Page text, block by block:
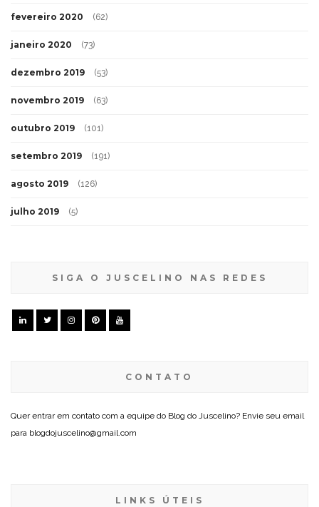
fevereiro 2020 (62)
janeiro 2020 (73)
dezembro 2019 (53)
novembro 2019 (63)
outubro 2019 (101)
setembro 2019 (191)
agosto 2019 (126)
julho 2019 (5)
SIGA O JUSCELINO NAS REDES
CONTATO
Quer entrar em contato com a equipe do Blog do Juscelino? Envie seu email
para blogdojuscelino@gmail.com
LINKS ÚTEIS